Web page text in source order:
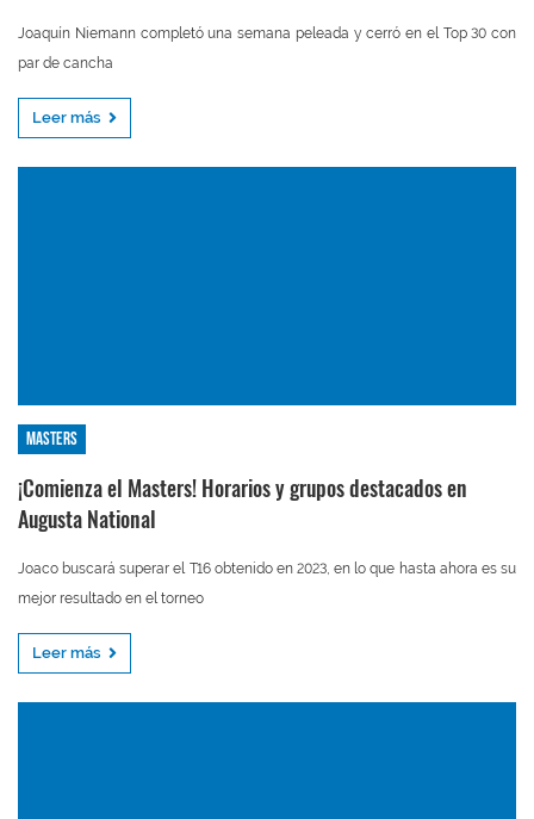
Joaquín Niemann completó una semana peleada y cerró en el Top 30 con
par de cancha
Leer más
Masters
¡Comienza el Masters! Horarios y grupos destacados en
Augusta National
Joaco buscará superar el T16 obtenido en 2023, en lo que hasta ahora es su
mejor resultado en el torneo
Leer más